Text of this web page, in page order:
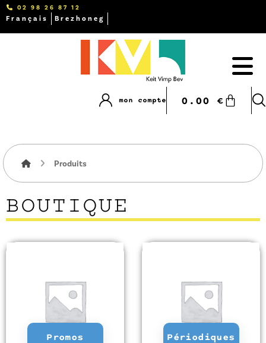
Français Brezhoneg
02 98 26 87 12
0.00 €
mon compte
Produits
BOUTIQUE
Promos
Périodiques